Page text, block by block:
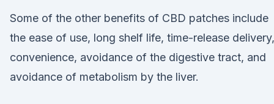
Some of the other benefits of CBD patches include
the ease of use, long shelf life, time-release delivery,
convenience, avoidance of the digestive tract, and
avoidance of metabolism by the liver.